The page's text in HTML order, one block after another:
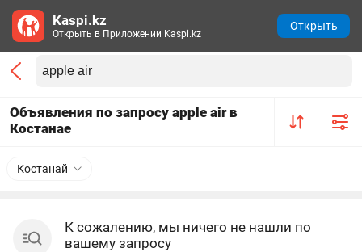
Объявления по запросу apple air в
Костанае
Костанай
К сожалению, мы ничего не нашли по
вашему запросу
Kaspi.kz
Открыть в Приложении Kaspi.kz
Открыть